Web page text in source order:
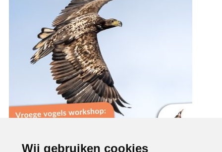
Wij gebruiken cookies